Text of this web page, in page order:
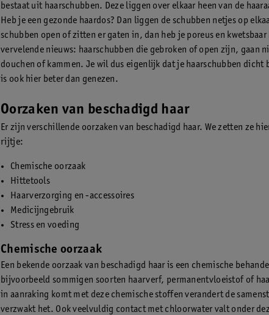
bestaat uit haarschubben. Deze liggen over elkaar heen van de
Heb je een gezonde haardos? Dan liggen de schubben netjes op
schubben open of zitten er gaten in, dan heb je poreus en
vervelende nieuws: haarschubben die gebroken of open zijn, gaan
douchen of kammen. Je wil dus eigenlijk dat je haarschubben dicht
is ook hier beter dan genezen.
Oorzaken van beschadigd haar
Er zijn verschillende oorzaken van beschadigd haar. We zetten ze
rijtje:
Chemische oorzaak
Hittetools
Haarverzorging en -accessoires
Medicijngebruik
Stress en voeding
Chemische oorzaak
Een bekende oorzaak van beschadigd haar is een chemische
bijvoorbeeld sommigen soorten haarverf, permanentvloeistof of
in aanraking komt met deze chemische stoffen verandert de
verzwakt het. Ook veelvuldig contact met chloorwater valt onder